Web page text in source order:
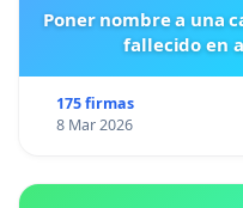
Poner nombre a una
fallecido en
175 firmas
8 Mar 2026